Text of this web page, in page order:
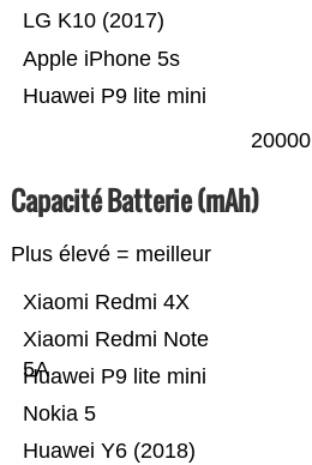
Huawei P9 lite mini
Apple iPhone 5s
LG K10 (2017)
20000
Capacité Batterie (mAh)
Plus élevé = meilleur
Huawei Y6 (2018)
Nokia 5
Huawei P9 lite mini
Xiaomi Redmi Note
5A
Xiaomi Redmi 4X